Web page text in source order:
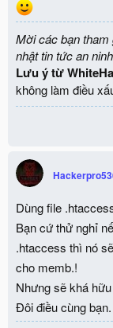
Mời các bạn tham
nhật tin tức an
Lưu ý từ
không làm điều
Dùng file
Bạn cứ thử nghỉ
.htaccess thì nó
cho memb.!
Nhưng sẽ khá
Đôi điều cùng bạn.